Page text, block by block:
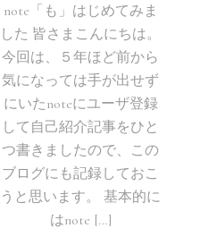
note「も」はじめてみま
した 皆さまこんにちは。
今回は、５年ほど前から
気になっては手が出せず
にいたnoteにユーザ登録
して自己紹介記事をひと
つ書きましたので、この
ブログにも記録しておこ
うと思います。 基本的に
はnote […]